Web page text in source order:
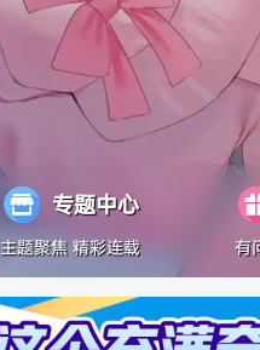
专题中心
主题聚焦 精彩连载 有